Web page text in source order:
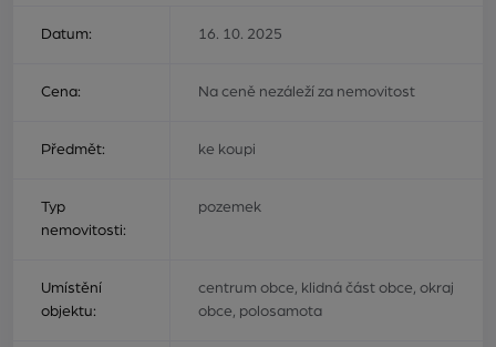
Datum: 16. 10. 2025
Cena: Na ceně nezáleží za nemovitost
Předmět: ke koupi
Typ
nemovitosti:
pozemek
Umístění
objektu:
centrum obce, klidná část obce, okraj
obce, polosamota